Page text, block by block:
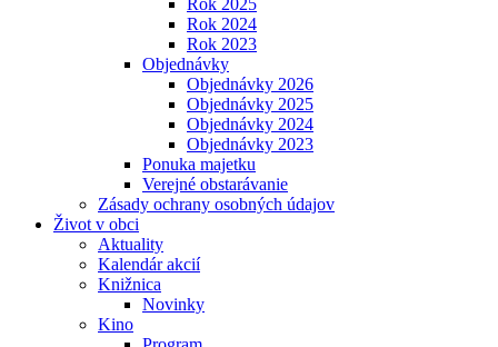
Rok 2025
Rok 2024
Rok 2023
Objednávky
Objednávky 2026
Objednávky 2025
Objednávky 2024
Objednávky 2023
Ponuka majetku
Verejné obstarávanie
Zásady ochrany osobných údajov
Život v obci
Aktuality
Kalendár akcií
Knižnica
Novinky
Kino